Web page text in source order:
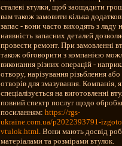
сталеві втулки, щоб заощадити
вам також замовити кілька
запас - вони часто виходять з ладу
наявність запасних деталей
провести ремонт. При замовленні
також обговорити з компанією
виконання різних операцій -
отвору, нарізування різьблення
отворів для змазування. Компанія,
спеціалізується на виготовленні
повний спектр послуг щодо
посиланням:https://rgs-
ukraine.com.ua/p2022393791-
vtulok.html . Вони мають досвід
матеріалами та розмірами втулок.